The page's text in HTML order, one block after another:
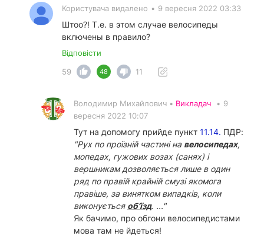
Користувача видалено • 9 вересня 2022 03:33
Штоо?! Т.е. в этом случае велосипеды
включены в правило?
Відповісти
59
48 11
Володимир Михайлович • Викладач • 9
вересня 2022 10:07
Тут на допомогу прийде пункт 11.14. ПДР:
"Рух по проїзній частині на велосипедах,
мопедах, гужових возах (санях) і
вершникам дозволяється лише в один
ряд по правій крайній смузі якомога
правіше, за винятком випадків, коли
виконується об’їзд. ..."
Як бачимо, про обгони велосипедистами
мова там не йдеться!